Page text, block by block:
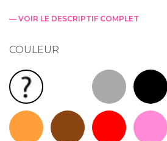
— VOIR LE DESCRIPTIF COMPLET
COULEUR
Couleur(s) au hasard : Livraison
Blanc RAL 9010Gris RAL 7040
Noir
Orange RAL 2004Marron RAL 8004
Rouge RALRose